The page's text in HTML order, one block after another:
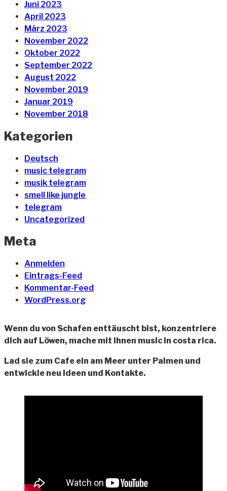
Juni 2023
April 2023
März 2023
November 2022
Oktober 2022
September 2022
August 2022
November 2019
Januar 2019
November 2018
Kategorien
Deutsch
music telegram
musik telegram
smell like jungle
telegram
Uncategorized
Meta
Anmelden
Eintrags-Feed
Kommentar-Feed
WordPress.org
Wenn du von Schafen enttäuscht bist, konzentriere
dich auf Löwen, mache mit ihnen music in costa rica.
Lad sie zum Cafe ein am Meer unter Palmen und
entwickle neu Ideen und Kontakte.